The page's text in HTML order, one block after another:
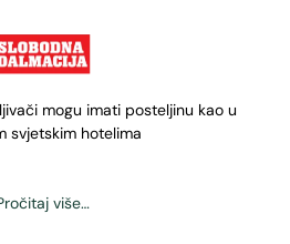
mogu imati posteljinu kao u
svjetskim hotelima
više…